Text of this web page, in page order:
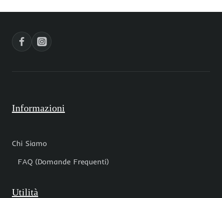
Informazioni
Chi Siamo
FAQ (Domande Frequenti)
Utilità